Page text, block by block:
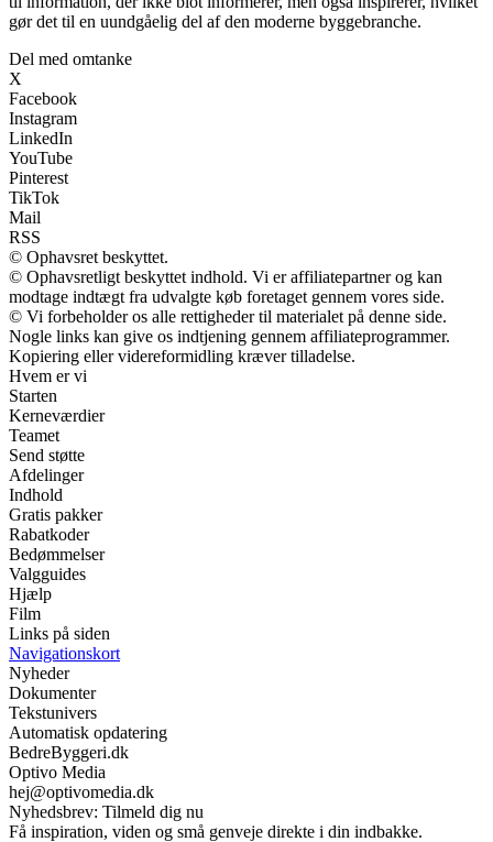
gør det til en uundgåelig del af den moderne byggebranche.
Del med omtanke
X
Facebook
Instagram
LinkedIn
YouTube
Pinterest
TikTok
Mail
RSS
© Ophavsret beskyttet.
© Ophavsretligt beskyttet indhold. Vi er affiliatepartner og kan
modtage indtægt fra udvalgte køb foretaget gennem vores side.
© Vi forbeholder os alle rettigheder til materialet på denne side.
Nogle links kan give os indtjening gennem affiliateprogrammer.
Kopiering eller videreformidling kræver tilladelse.
Hvem er vi
Starten
Kerneværdier
Teamet
Send støtte
Afdelinger
Indhold
Gratis pakker
Rabatkoder
Bedømmelser
Valgguides
Hjælp
Film
Links på siden
Navigationskort
Nyheder
Dokumenter
Tekstunivers
Automatisk opdatering
BedreByggeri.dk
Optivo Media
hej@optivomedia.dk
Nyhedsbrev: Tilmeld dig nu
Få inspiration, viden og små genveje direkte i din indbakke.